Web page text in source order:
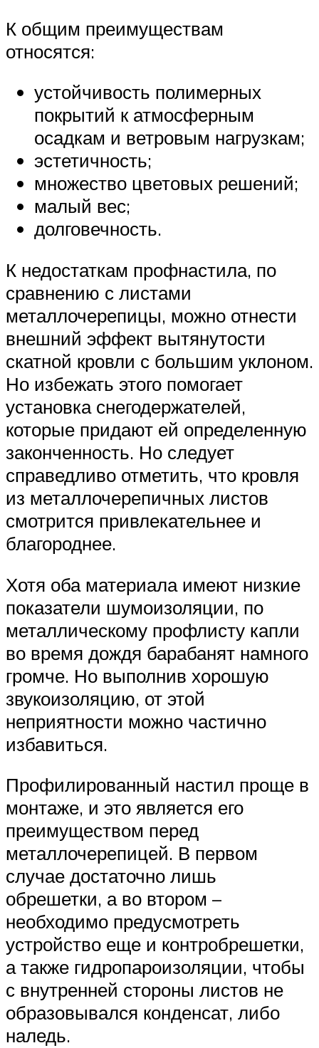
К общим преимуществам
относятся:
устойчивость полимерных
покрытий к атмосферным
осадкам и ветровым нагрузкам;
эстетичность;
множество цветовых решений;
малый вес;
долговечность.
К недостаткам профнастила, по
сравнению с листами
металлочерепицы, можно отнести
внешний эффект вытянутости
скатной кровли с большим уклоном.
Но избежать этого помогает
установка снегодержателей,
которые придают ей определенную
законченность. Но следует
справедливо отметить, что кровля
из металлочерепичных листов
смотрится привлекательнее и
благороднее.
Хотя оба материала имеют низкие
показатели шумоизоляции, по
металлическому профлисту капли
во время дождя барабанят намного
громче. Но выполнив хорошую
звукоизоляцию, от этой
неприятности можно частично
избавиться.
Профилированный настил проще в
монтаже, и это является его
преимуществом перед
металлочерепицей. В первом
случае достаточно лишь
обрешетки, а во втором –
необходимо предусмотреть
устройство еще и контробрешетки,
а также гидропароизоляции, чтобы
с внутренней стороны листов не
образовывался конденсат, либо
наледь.